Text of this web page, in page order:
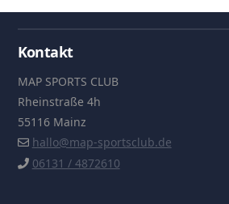
Kontakt
MAP SPORTS CLUB
Rheinstraße 4h
55116 Mainz
hallo@map-sportsclub.de
06131 / 4872610